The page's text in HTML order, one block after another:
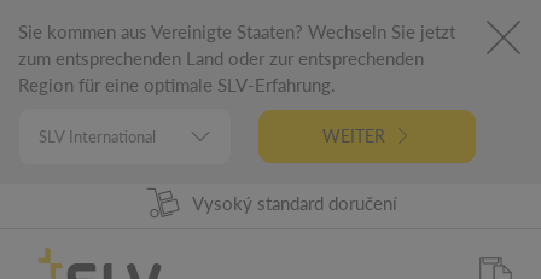
Sie kommen aus Vereinigte Staaten? Wechseln Sie jetzt
zum entsprechenden Land oder zur entsprechenden
Region für eine optimale SLV-Erfahrung.
WEITER
98% Dostupnost zboží
Vysoký standard doručení
5 let záruka
Německá technologie